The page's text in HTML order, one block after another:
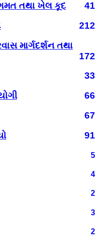
તથા ખેલ કૂદ
41
212
માર્ગદર્શન તથા
172
33
66
67
91
5
4
2
3
2